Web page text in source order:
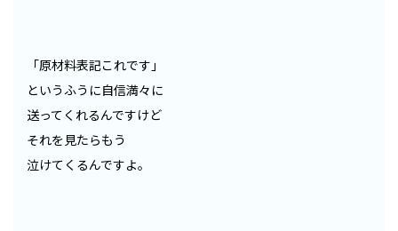
「原材料表記これです」
というふうに自信満々に
送ってくれるんですけど
それを見たらもう
泣けてくるんですよ。